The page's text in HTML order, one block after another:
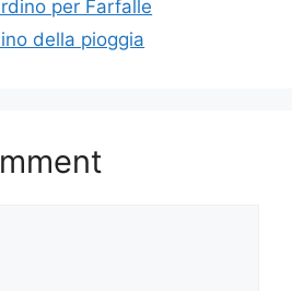
per Farfalle
della pioggia